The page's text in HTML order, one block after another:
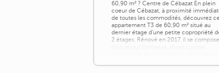
60,90 m² ? Centre de Cébazat En plein
coeur de Cébazat, à proximité
de toutes les commodités, découvrez
appartement T3 de 60,90 m² situé au
dernier étage d'une petite copropriété
2 étages. Rénové en 2017, il se compose